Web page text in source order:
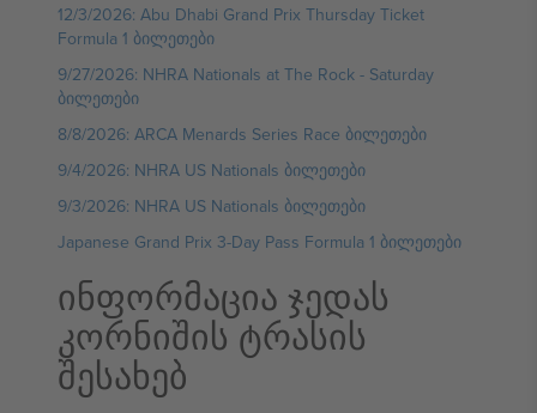
12/3/2026: Abu Dhabi Grand Prix Thursday Ticket
Formula 1 ბილეთები
9/27/2026: NHRA Nationals at The Rock - Saturday
ბილეთები
8/8/2026: ARCA Menards Series Race ბილეთები
9/4/2026: NHRA US Nationals ბილეთები
9/3/2026: NHRA US Nationals ბილეთები
Japanese Grand Prix 3-Day Pass Formula 1 ბილეთები
ინფორმაცია ჯედას
კორნიშის ტრასის
შესახებ